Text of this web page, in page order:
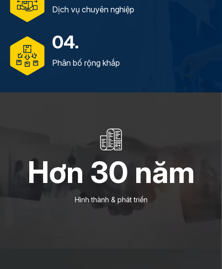
Dịch vụ chuyên nghiệp
04.
Phân bố rộng khắp
Hơn 30 năm
Hình thành & phát triển